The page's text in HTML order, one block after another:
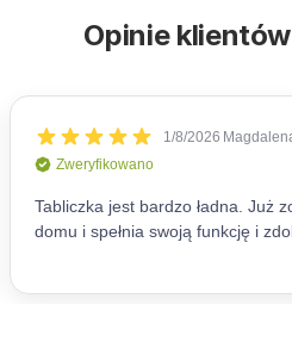
Opinie klientów